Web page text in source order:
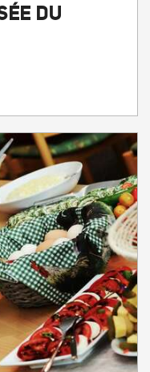
DU